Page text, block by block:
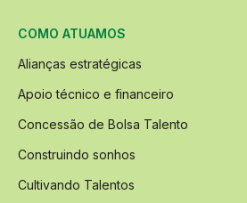
COMO ATUAMOS
Alianças estratégicas
Apoio técnico e financeiro
Concessão de Bolsa Talento
Construindo sonhos
Cultivando Talentos